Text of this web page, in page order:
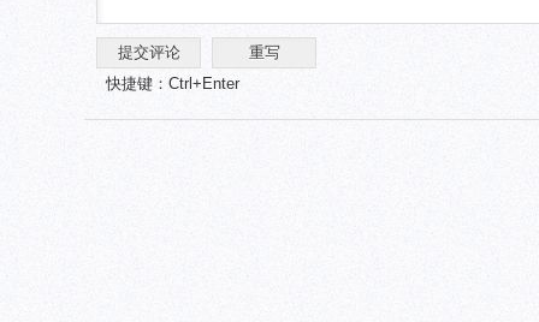
快捷键：Ctrl+Enter